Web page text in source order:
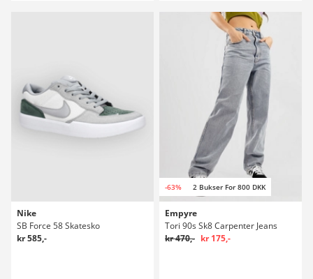
Nike
SB Force 58 Skatesko
kr 585,-
-63% 2 Bukser For 800 DKK
Empyre
Tori 90s Sk8 Carpenter Jeans
kr 470,- kr 175,-